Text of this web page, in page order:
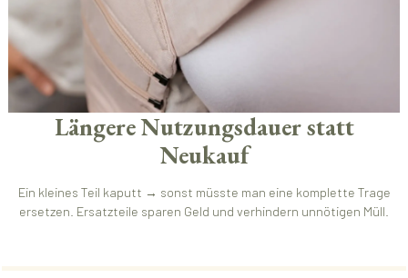
Längere Nutzungsdauer statt
Neukauf
Ein kleines Teil kaputt → sonst müsste man eine komplette Trage
ersetzen. Ersatzteile sparen Geld und verhindern unnötigen Müll.